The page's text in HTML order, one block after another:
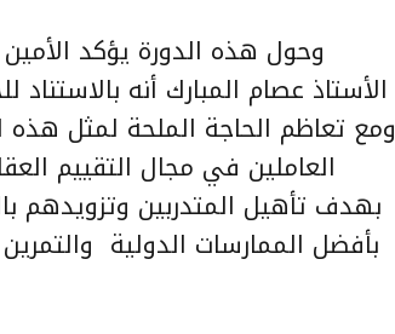
وحول هذه الدورة يؤكد
الأستاذ عصام المبارك أنه
ومع تعاظم الحاجة الملحة لمثل هذه
العاملين في مجال التقييم
بهدف تأهيل المتدربين وتزويدهم
بأفضل الممارسات الدولية